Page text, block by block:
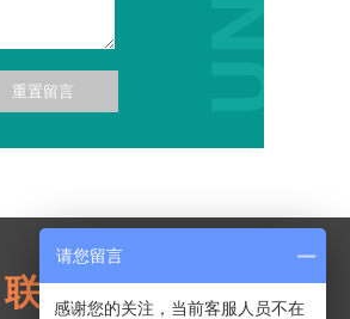
联系方式：
请您留言
感谢您的关注，当前客服人员不在